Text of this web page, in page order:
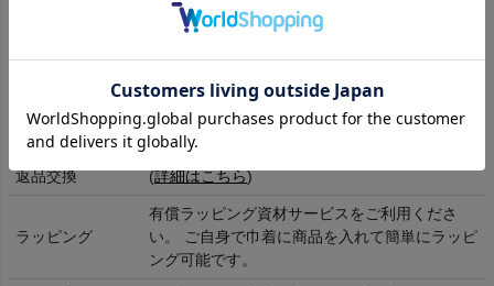
送料
全国一律350円
(5,500円以上送料無料)
返品交換 (詳細はこちら)
ラッピング
有償ラッピング資材サービスをご利用くださ
い。 ご自身で巾着に商品を入れて簡単にラッピ
ング可能です。